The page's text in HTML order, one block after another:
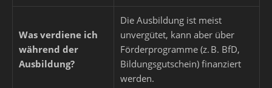
Was verdiene ich
während der
Ausbildung?
Die Ausbildung ist meist
unvergütet, kann aber über
Förderprogramme (z. B. BfD,
Bildungsgutschein) finanziert
werden.